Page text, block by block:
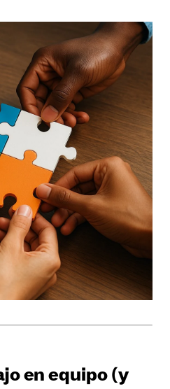
en equipo (y